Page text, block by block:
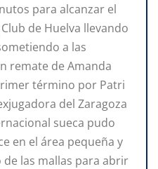
para alcanzar el
de Huelva llevando
a las
remate de Amanda
término por Patri
del Zaragoza
sueca pudo
en el área pequeña y
las mallas para abrir